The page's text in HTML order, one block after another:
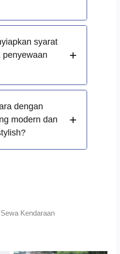
syarat
penyewaan
dengan
modern dan
Kendaraan